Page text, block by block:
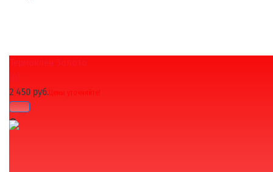
избранное сравнить
Термоклен Золото
(0)
2 450 руб.Цены уточняйте!